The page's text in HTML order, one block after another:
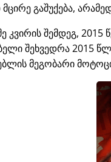
გაშუქება,
კვირის შემდეგ,
შეხვედრა 2015
მეგობარი